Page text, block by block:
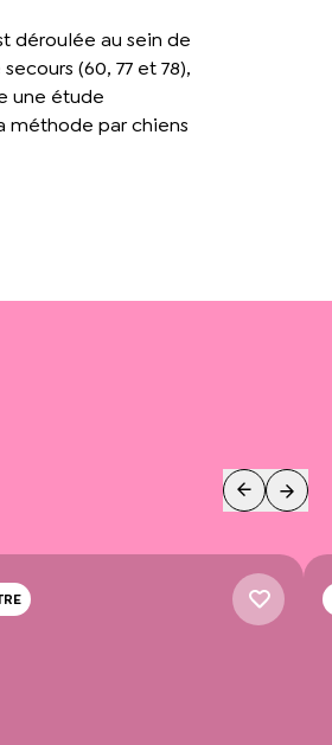
déroulée au sein de
(60, 77 et 78),
une étude
méthode par chiens